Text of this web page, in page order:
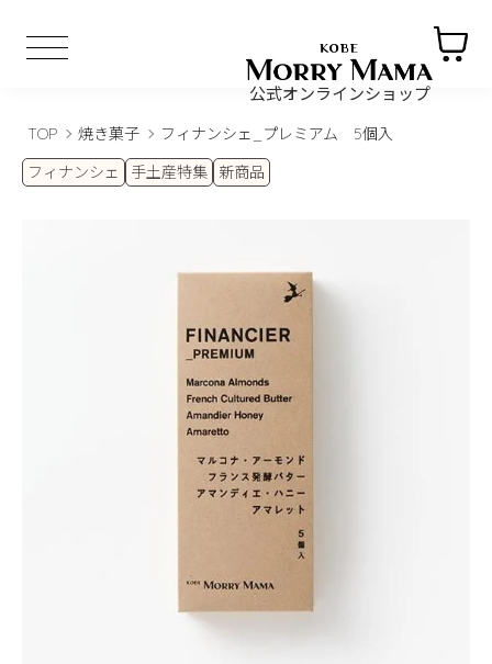
公式オンラインショップ
TOP 焼き菓子
フィナンシェ_プレミアム 5個入
フィナンシェ
手土産特集 新商品